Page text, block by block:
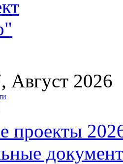
Август 2026
проекты